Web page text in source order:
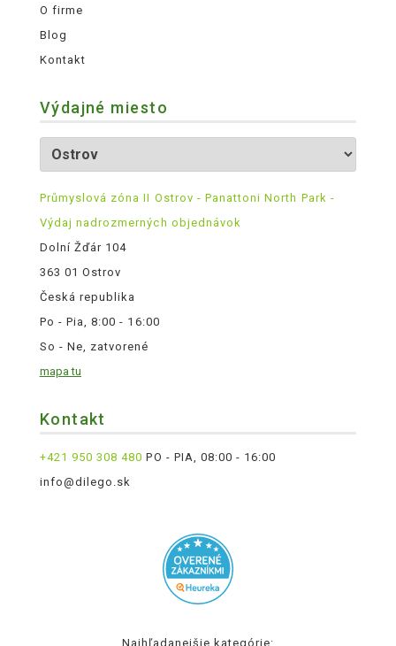
O firme
Blog
Kontakt
Výdajné miesto
Průmyslová zóna II Ostrov - Panattoni North Park -
Výdaj nadrozmerných objednávok
Dolní Žďár 104
363 01 Ostrov
Česká republika
Po - Pia, 8:00 - 16:00
So - Ne, zatvorené
mapa tu
Kontakt
+421 950 308 480 PO - PIA, 08:00 - 16:00
info@dilego.sk
Najhľadanejšie kategórie: